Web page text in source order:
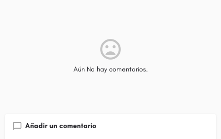
Aún No hay comentarios.
Añadir un comentario